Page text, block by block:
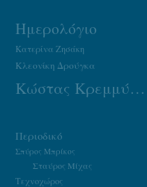
Ημερολόγιο
Κατερίνα Ζησάκη
Κλεονίκη Δρούγκα
Κώστας Κρεμμύδας
Περιοδικό
Σπύρος Μπρίκος
Σταύρος Μίχας
Τεχνοχώρος